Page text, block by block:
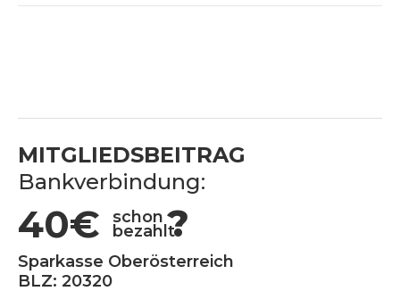
MITGLIEDSBEITRAG
Bankverbindung:
40€ schon
bezahlt?
Sparkasse Oberösterreich
BLZ: 20320